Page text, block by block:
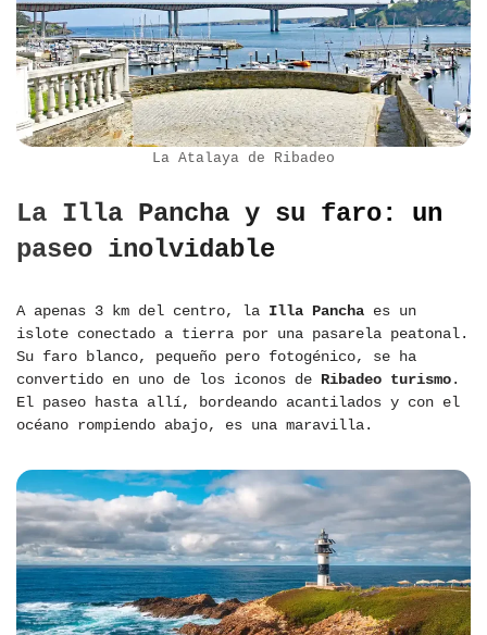
La Atalaya de Ribadeo
La Illa Pancha y su faro: un
paseo inolvidable
A apenas 3 km del centro, la Illa Pancha es un
islote conectado a tierra por una pasarela peatonal.
Su faro blanco, pequeño pero fotogénico, se ha
convertido en uno de los iconos de Ribadeo turismo.
El paseo hasta allí, bordeando acantilados y con el
océano rompiendo abajo, es una maravilla.